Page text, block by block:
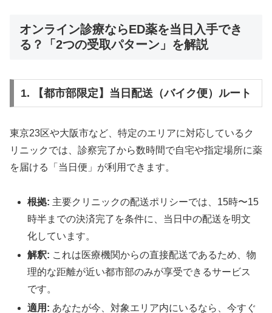
オンライン診療ならED薬を当日入手でき
る？「2つの受取パターン」を解説
1. 【都市部限定】当日配送（バイク便）ルート
東京23区や大阪市など、特定のエリアに対応しているク
リニックでは、診察完了から数時間で自宅や指定場所に薬
を届ける「当日便」が利用できます。
根拠: 主要クリニックの配送ポリシーでは、15時〜15
時半までの決済完了を条件に、当日中の配送を明文
化しています。
解釈: これは医療機関からの直接配送であるため、物
理的な距離が近い都市部のみが享受できるサービス
です。
適用: あなたが今、対象エリア内にいるなら、今すぐ